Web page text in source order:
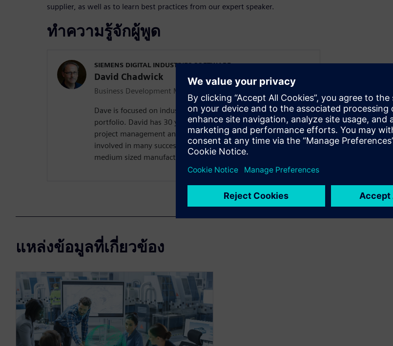
supplier, as well as to learn best practices from our expert speaker.
ทำความรู้จักผู้พูด
SIEMENS DIGITAL INDUSTRIES SOFTWARE
David Chadwick
Business Development Manager
Dave is focused on industry solutions from the Solid Edge
portfolio. David has 30 years of application engineering,
project management and marketing experience and has been
involved in many successful PLM implementations in small and
medium sized manufacturing organizations globally.
แหล่งข้อมูลที่เกี่ยวข้อง